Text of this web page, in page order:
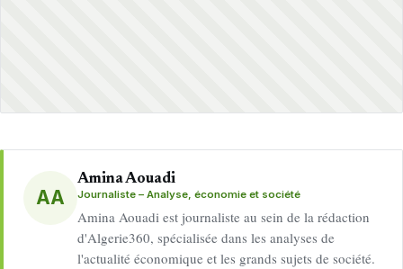
AA
Amina Aouadi
Journaliste – Analyse, économie et société
Amina Aouadi est journaliste au sein de la rédaction
d'Algerie360, spécialisée dans les analyses de
l'actualité économique et les grands sujets de société.